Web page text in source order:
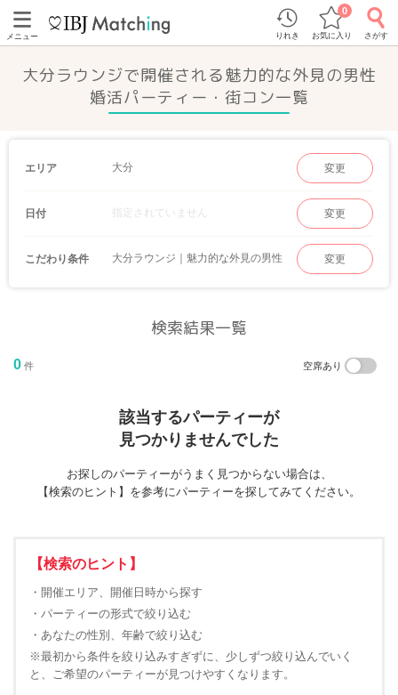
メニュー りれき お気に入り
0
さがす
大分ラウンジで開催される魅力的な外見の男性
婚活パーティー・街コン一覧
エリア 大分 変更
日付 指定されていません 変更
こだわり条件 大分ラウンジ｜魅力的な外見の男性 変更
検索結果一覧
0 件 空席あり
該当するパーティーが
見つかりませんでした
お探しのパーティーがうまく見つからない場合は、
【検索のヒント】を参考にパーティーを探してみてください。
【検索のヒント】
・開催エリア、開催日時から探す
・パーティーの形式で絞り込む
・あなたの性別、年齢で絞り込む
※最初から条件を絞り込みすぎずに、少しずつ絞り込んでいく
と、ご希望のパーティーが見つけやすくなります。